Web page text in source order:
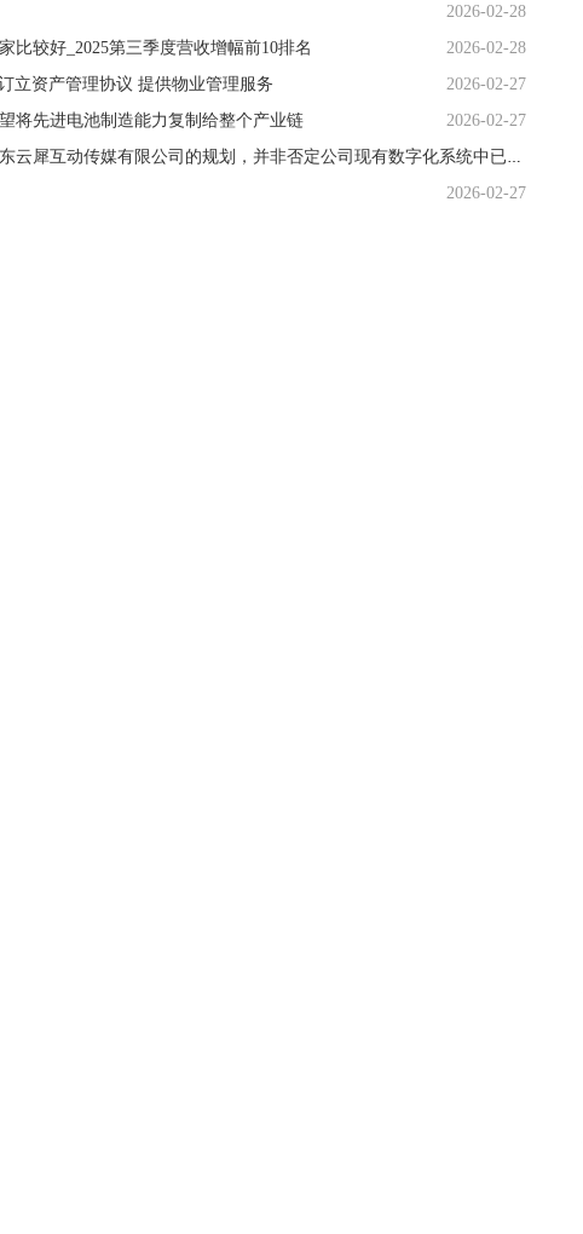
2026-02-28
比较好_2025第三季度营收增幅前10排名
2026-02-28
立资产管理协议 提供物业管理服务
2026-02-27
将先进电池制造能力复制给整个产业链
2026-02-27
2026-02-27